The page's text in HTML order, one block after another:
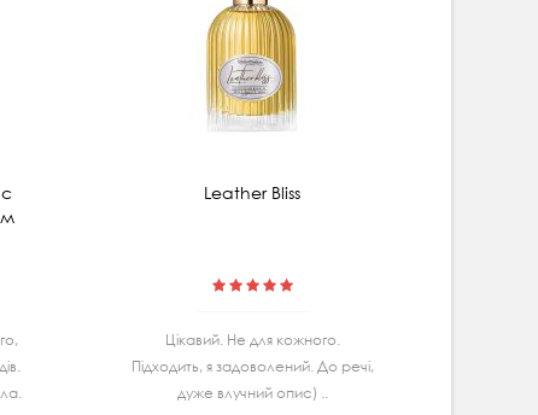
Leather Bliss
Цiкавий. Не для кожного.
Підходить, я задоволений. До речі,
дуже влучний опис) ..